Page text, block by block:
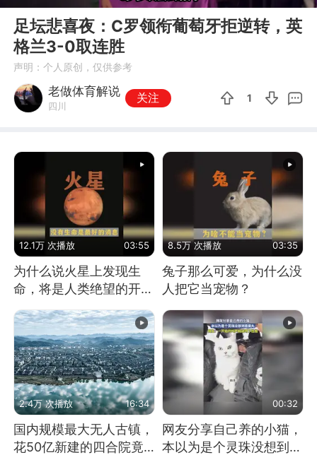
足坛悲喜夜：C罗领衔葡萄牙拒逆转，英
格兰3-0取连胜
声明：个人原创，仅供参考
老做体育解说
四川
关注 1
12.1万 次播放 03:55
为什么说火星上发现生
命，将是人类绝望的开
8.5万 次播放 03:35
兔子那么可爱，为什么没
人把它当宠物？
2.4万 次播放 16:34
国内规模最大无人古镇，
花50亿新建的四合院竟
00:32
网友分享自己养的小猫，
本以为是个灵珠没想到是